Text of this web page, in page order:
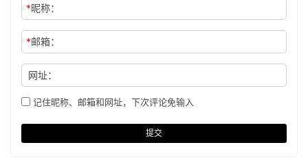
*昵称：
*邮箱：
网址：
记住昵称、邮箱和网址，下次评论免输入
提交